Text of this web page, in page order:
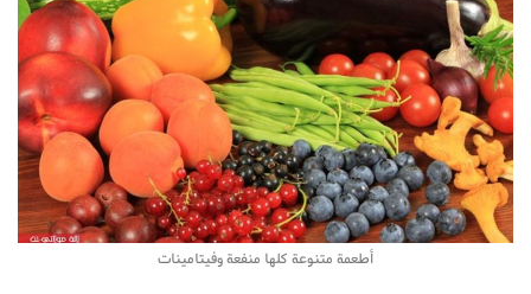
أطعمة متنوعة كلها منفعة وفيتامينات